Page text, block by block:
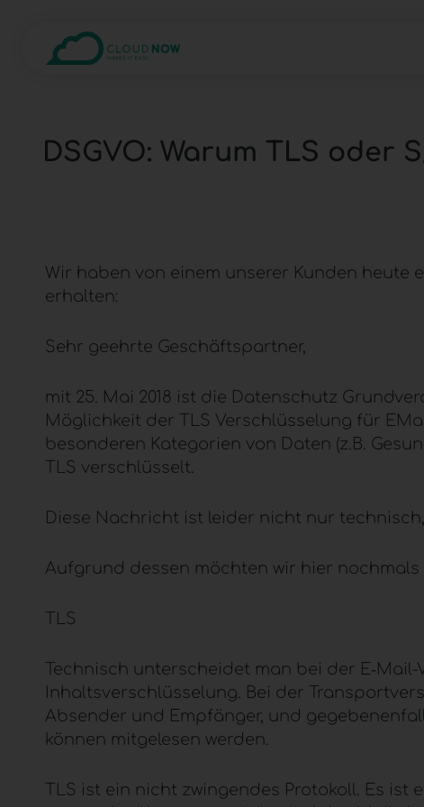
DSGVO: Warum TLS
Wir haben von einem unserer Kunden
erhalten:
Sehr geehrte Geschäftspartner,
mit 25. Mai 2018 ist die Datenschutz
Möglichkeit der
TLS Verschlüsselung für
besonderen Kategorien von Daten (z.B.
TLS verschlüsselt.
Diese Nachricht ist leider nicht nur
Aufgrund dessen möchten wir hier
TLS
Technisch unterscheidet man bei der
Inhaltsverschlüsselung. Bei der
Absender und Empfänger, und
können mitgelesen werden.
TLS ist ein nicht zwingendes Protokoll. Es ist